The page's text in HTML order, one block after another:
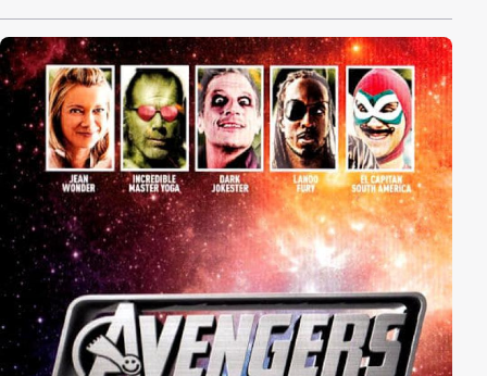
Klischees des Slasher-Genres. Sie beginnt, Sam Stück
für Stück durch das blutige Camp-Inferno zu lotsen.